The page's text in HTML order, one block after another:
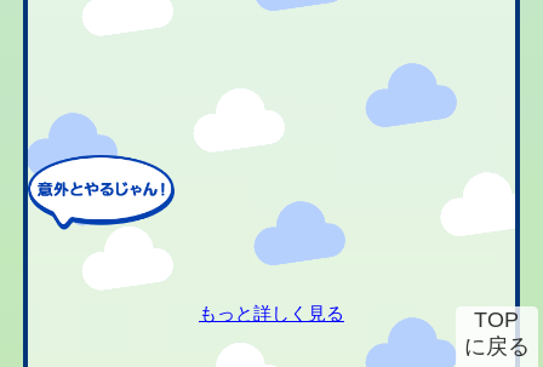
もっと詳しく見る
TOP
に戻る